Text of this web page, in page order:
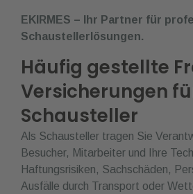
EKIRMES – Ihr Partner für
Schaustellerlösungen.
Häufig gestellte
Versicherungen
Schausteller
Als Schausteller tragen Sie
Besucher, Mitarbeiter und Ihre
Haftungsrisiken, Sachschäden,
Ausfälle durch Transport oder